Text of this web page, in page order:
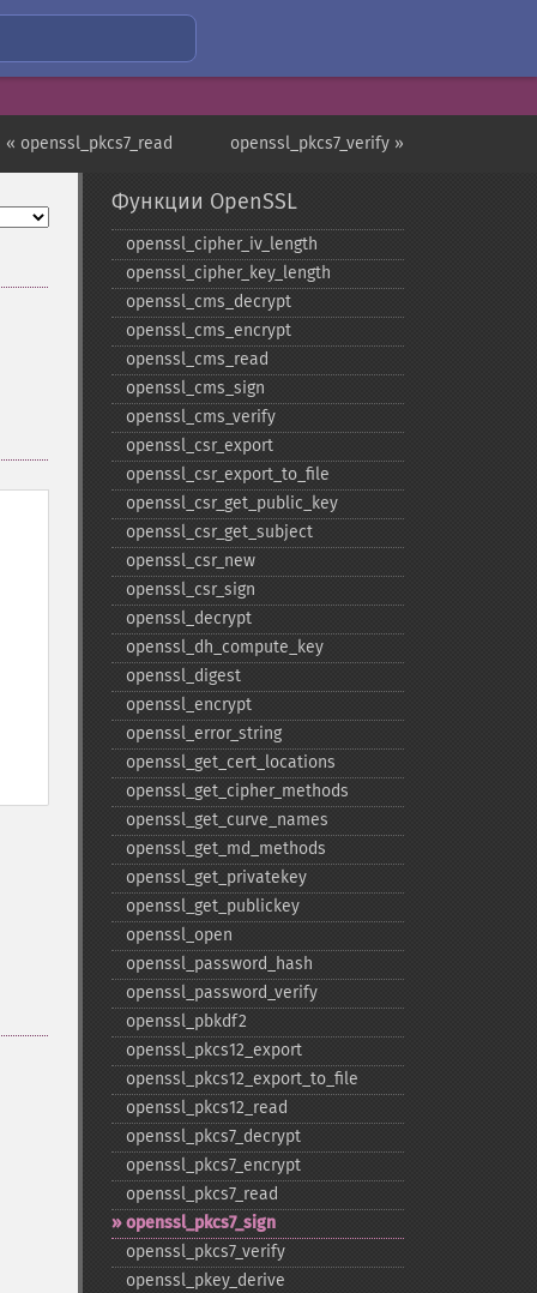
openssl_pkcs7_verify »
« openssl_pkcs7_read
Функции OpenSSL
openssl_​cipher_​iv_​length
openssl_​cipher_​key_​length
openssl_​cms_​decrypt
openssl_​cms_​encrypt
openssl_​cms_​read
openssl_​cms_​sign
openssl_​cms_​verify
openssl_​csr_​export
openssl_​csr_​export_​to_​file
openssl_​csr_​get_​public_​key
openssl_​csr_​get_​subject
openssl_​csr_​new
openssl_​csr_​sign
openssl_​decrypt
openssl_​dh_​compute_​key
openssl_​digest
openssl_​encrypt
openssl_​error_​string
openssl_​get_​cert_​locations
openssl_​get_​cipher_​methods
openssl_​get_​curve_​names
openssl_​get_​md_​methods
openssl_​get_​privatekey
openssl_​get_​publickey
openssl_​open
openssl_​password_​hash
openssl_​password_​verify
openssl_​pbkdf2
openssl_​pkcs12_​export
openssl_​pkcs12_​export_​to_​file
openssl_​pkcs12_​read
openssl_​pkcs7_​decrypt
openssl_​pkcs7_​encrypt
openssl_​pkcs7_​read
openssl_​pkcs7_​sign
openssl_​pkcs7_​verify
openssl_​pkey_​derive